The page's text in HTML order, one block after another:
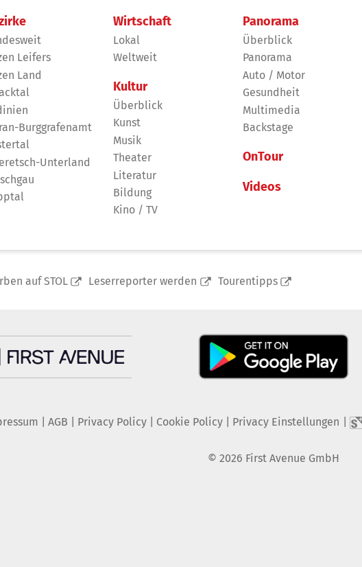
Leifers
Land
Burggrafenamt
Unterland
Wirtschaft
Lokal
Weltweit
Kultur
Überblick
Kunst
Musik
Theater
Literatur
Bildung
Kino / TV
Panorama
Überblick
Panorama
Auto / Motor
Gesundheit
Multimedia
Backstage
OnTour
Videos
auf STOL Leserreporter werden Tourentipps
AGB Privacy Policy| Cookie Policy| Privacy Einstellungen
© 2026 First Avenue GmbH